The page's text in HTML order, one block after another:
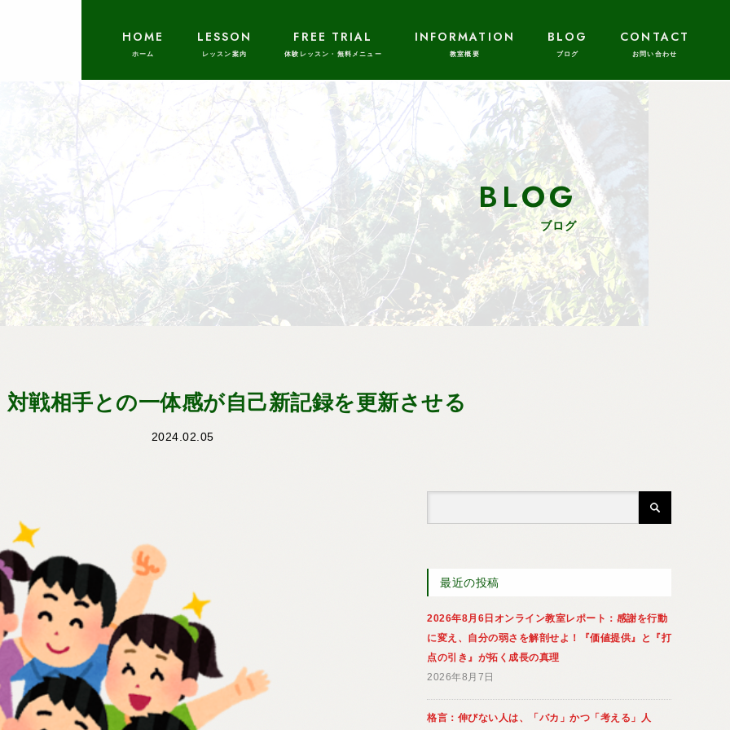
HOME LESSON FREE TRIAL INFORMATION BLOG CONTACT
BLOG
ブログ
対戦相手との一体感が自己新記録を更新させる
2024.02.05
最近の投稿
2026年8月6日オンライン教室レポート：感謝を行動
に変え、自分の弱さを解剖せよ！『価値提供』と『打
点の引き』が拓く成長の真理
2026年8月7日
格言：伸びない人は、「バカ」かつ「考える」人